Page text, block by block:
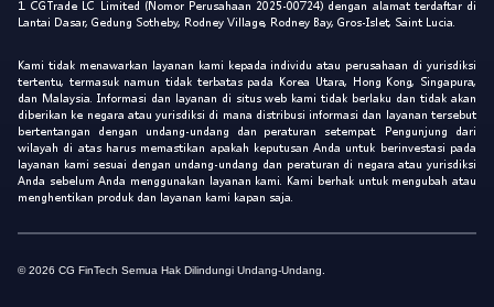
1. CGTrade LC Limited (Nomor Perusahaan 2025-00724) dengan alamat terdaftar di
Lantai Dasar, Gedung Sotheby, Rodney Village, Rodney Bay, Gros-Islet, Saint Lucia.
Kami tidak menawarkan layanan kami kepada individu atau perusahaan di yurisdiksi
tertentu, termasuk namun tidak terbatas pada Korea Utara, Hong Kong, Singapura,
dan Malaysia. Informasi dan layanan di situs web kami tidak berlaku dan tidak akan
diberikan ke negara atau yurisdiksi di mana distribusi informasi dan layanan tersebut
bertentangan dengan undang-undang dan peraturan setempat. Pengunjung dari
wilayah di atas harus memastikan apakah keputusan Anda untuk berinvestasi pada
layanan kami sesuai dengan undang-undang dan peraturan di negara atau yurisdiksi
Anda sebelum Anda menggunakan layanan kami. Kami berhak untuk mengubah atau
menghentikan produk dan layanan kami kapan saja.
© 2026 CG FinTech Semua Hak Dilindungi Undang-Undang.